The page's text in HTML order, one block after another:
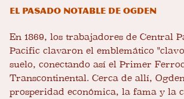
El pasado notable de Ogden
En 1869, los trabajadores de Central
Pacific clavaron el emblemático
suelo, conectando así el Primer
Transcontinental. Cerca de allí,
prosperidad económica, la fama y la